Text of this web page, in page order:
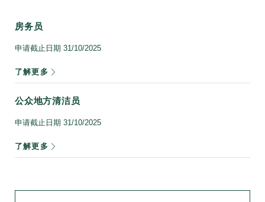
房务员
申请截止日期 31/10/2025
了解更多
公众地方清洁员
申请截止日期 31/10/2025
了解更多